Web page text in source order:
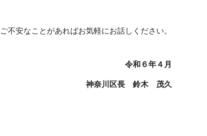
安なことがあればお気軽にお話しください。
令和６年４月
神奈川区長 鈴木 茂久